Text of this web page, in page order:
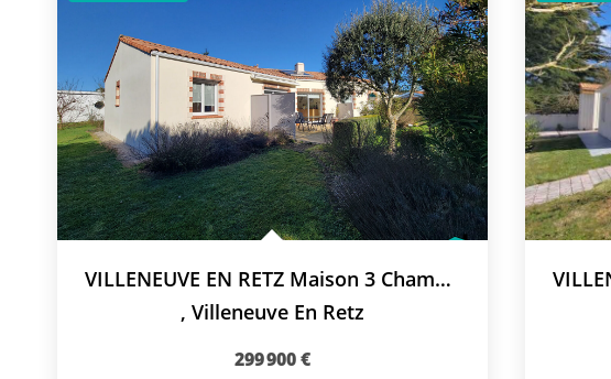
VILLENEUVE EN RETZ Maison 3 Chambres
, Villeneuve En Retz
299 900 €